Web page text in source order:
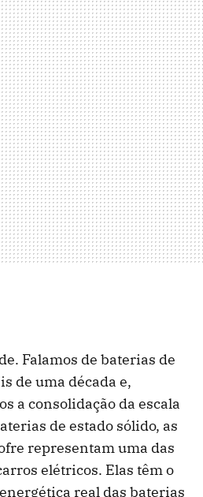
Falamos de baterias de
de uma década e,
a consolidação da escala
de estado sólido, as
representam uma das
elétricos. Elas têm o
real das baterias